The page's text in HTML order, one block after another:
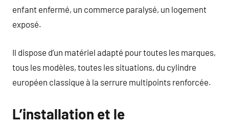
enfant enfermé, un commerce paralysé, un logement
exposé.
Il dispose d’un matériel adapté pour toutes les marques,
tous les modèles, toutes les situations, du cylindre
européen classique à la serrure multipoints renforcée.
L’installation et le